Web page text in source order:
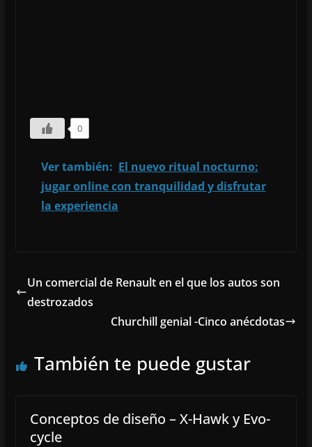
0
Ver también: El nuevo ritual nocturno:
jugar online con tranquilidad y disfrutar
la experiencia
Un comercial de Renault en el que los autos son
destrozados
Churchill genial -Cinco anécdotas
También te puede gustar
Conceptos de diseño – X-Hawk y Evo-
cycle